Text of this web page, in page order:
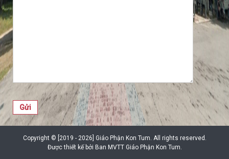
Copyright © [2019 - 2026] Giáo Phận Kon Tum. All rights reserved.
Được thiết kế bởi Ban MVTT Giáo Phận Kon Tum.